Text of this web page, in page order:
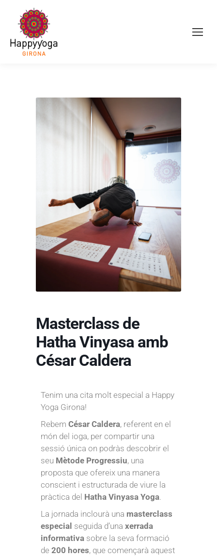
Masterclass de
Hatha Vinyasa amb
César Caldera
Tenim una cita molt especial a Happy
Yoga Girona!
Rebem César Caldera, referent en el
món del ioga, per compartir una
sessió única on podràs descobrir el
seu Mètode Progressiu, una
proposta que ofereix una manera
conscient i estructurada de viure la
pràctica del Hatha Vinyasa Yoga.
La jornada inclourà una masterclass
especial seguida d’una xerrada
informativa sobre la seva formació
de 200 hores, que començarà aquest